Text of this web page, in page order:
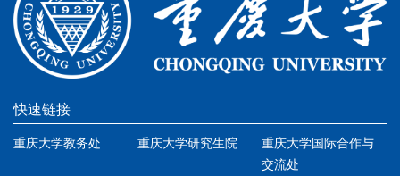
快速链接
重庆大学教务处 重庆大学研究生院
重庆大学国际合作与
交流处